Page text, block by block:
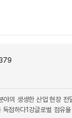
생생한 산업 현장 전
하다1강글로벌 점유